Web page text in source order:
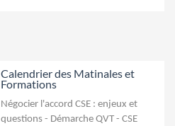
Calendrier des Matinales et
Formations
Négocier l'accord CSE : enjeux et
questions - Démarche QVT - CSE